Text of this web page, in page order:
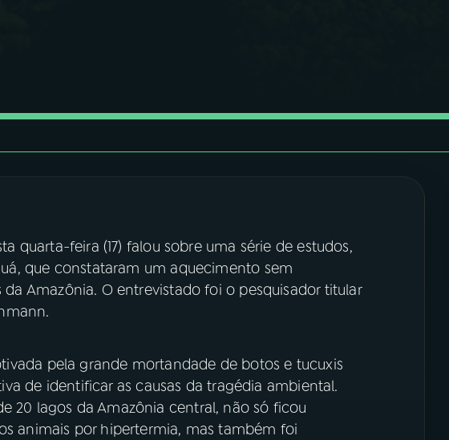
quarta-feira (17) falou sobre uma série de estudos,
que constataram um aquecimento sem
Amazônia. O entrevistado foi o pesquisador titular
pela grande mortandade de botos e tucuxis
de identificar as causas da tragédia ambiental.
20 lagos da Amazônia central, não só ficou
animais por hipertermia, mas também foi